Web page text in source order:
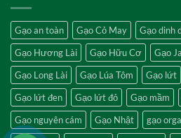
Gạo an toàn Gạo Cỏ May Gạo dinh
Gạo Hương Lài
Gạo Hữu Cơ Gạo
Gạo Long Lài
Gạo Lúa Tôm Gạo lứt
Gạo lứt đen
Gạo lứt đỏ Gạo mầm
Gạo nguyên cám
Gạo Nhật gạo